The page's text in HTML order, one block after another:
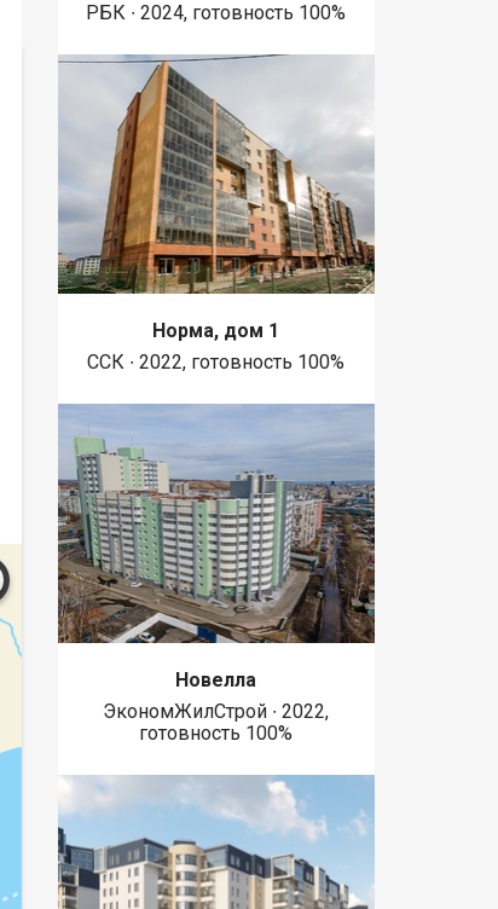
РБК ∙ 2024, готовность 100%
Норма, дом 1
ССК ∙ 2022, готовность 100%
Новелла
ЭкономЖилСтрой ∙ 2022,
готовность 100%